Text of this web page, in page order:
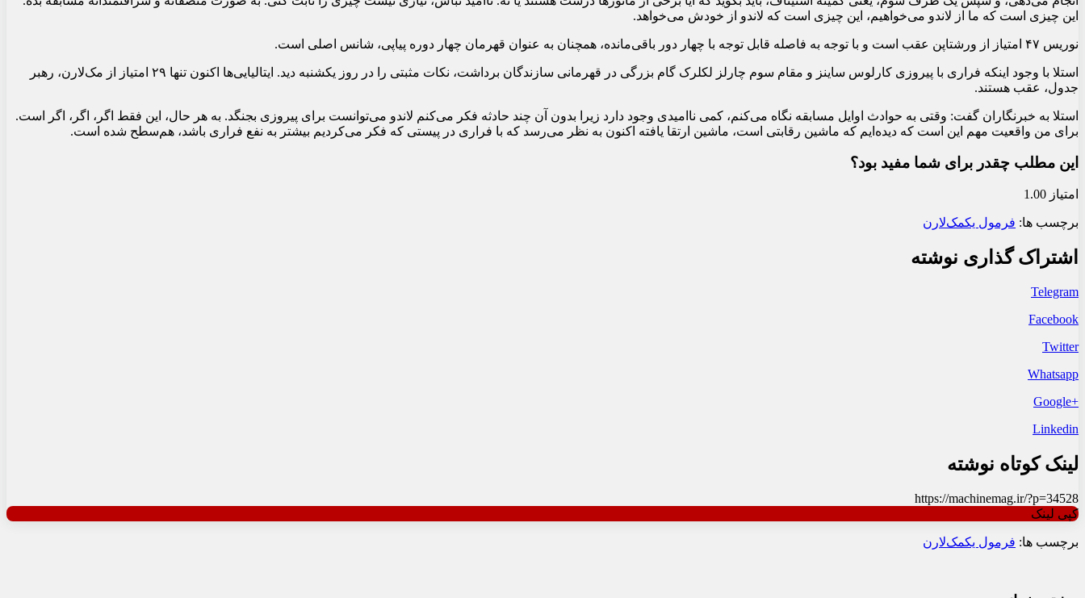
این چیزی است که ما از لاندو می‌خواهیم، این چیزی است که لاندو از خودش می‌خواهد.
نوریس ۴۷ امتیاز از ورشتاپن عقب است و با توجه به فاصله قابل توجه با چهار دور باقی‌مانده، همچنان به عنوان قهرمان چهار دوره پیاپی، شانس اصلی است.
استلا با وجود اینکه فراری با پیروزی کارلوس ساینز و مقام سوم چارلز لکلرک گام بزرگی در قهرمانی سازندگان برداشت، نکات مثبتی را در روز یکشنبه دید. ایتالیایی‌ها اکنون تنها ۲۹ امتیاز از مک‌لارن، رهبر
جدول، عقب هستند.
استلا به خبرنگاران گفت: وقتی به حوادث اوایل مسابقه نگاه می‌کنم، کمی ناامیدی وجود دارد زیرا بدون آن چند حادثه فکر می‌کنم لاندو می‌توانست برای پیروزی بجنگد. به هر حال، این فقط اگر، اگر، اگر است.
برای من واقعیت مهم این است که دیده‌ایم که ماشین رقابتی است، ماشین ارتقا یافته اکنون به نظر می‌رسد که با فراری در پیستی که فکر می‌کردیم بیشتر به نفع فراری باشد، هم‌سطح شده است.
این مطلب چقدر برای شما مفید بود؟
امتیاز 1.00
برچسب ها: فرمول یکمک‌لارن
اشتراک گذاری نوشته
Telegram
Facebook
Twitter
Whatsapp
+Google
Linkedin
لینک کوتاه نوشته
https://machinemag.ir/?p=34528
کپی لینک
برچسب ها: فرمول یکمک‌لارن